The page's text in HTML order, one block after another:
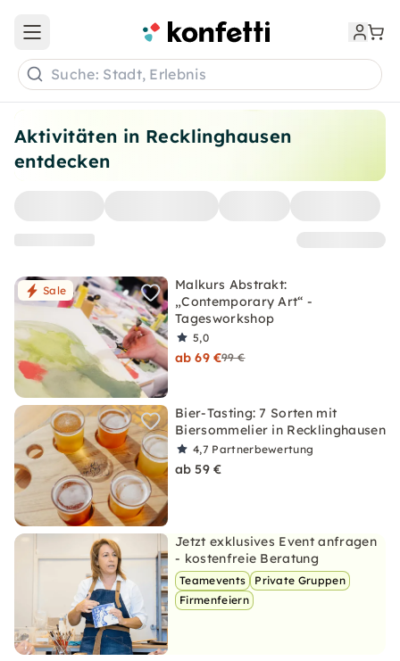
Aktivitäten in Recklinghausen
entdecken
Sale
Malkurs Abstrakt:
„Contemporary Art“ -
Tagesworkshop
5,0
ab 69 €99 €
Bier-Tasting: 7 Sorten mit
Biersommelier in Recklinghausen
4,7 Partnerbewertung
ab 59 €
Jetzt exklusives Event anfragen
- kostenfreie Beratung
Teamevents
Private Gruppen
Firmenfeiern
Open main menu
Suche: Stadt, Erlebnis